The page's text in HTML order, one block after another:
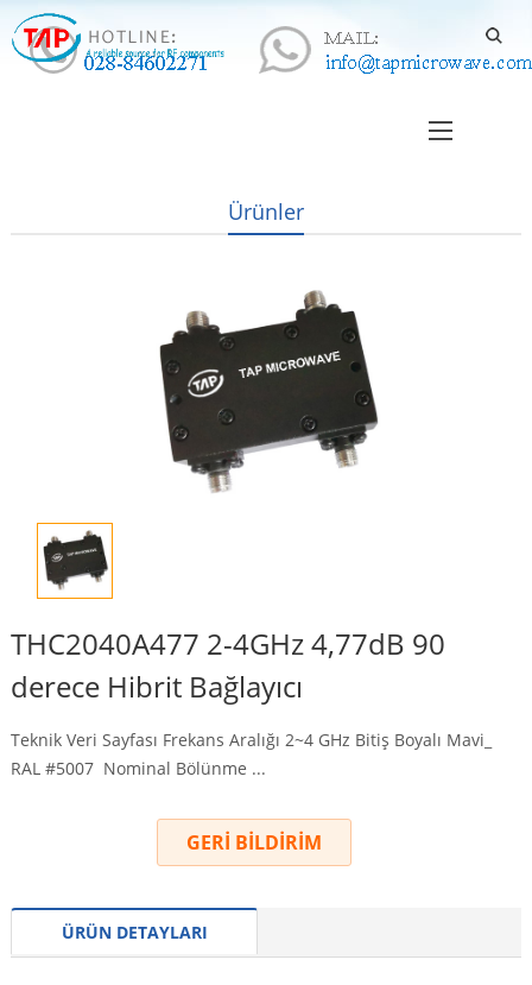
Ürünler
THC2040A477 2-4GHz 4,77dB 90
derece Hibrit Bağlayıcı
Teknik Veri Sayfası Frekans Aralığı 2~4 GHz Bitiş Boyalı Mavi_
RAL #5007 Nominal Bölünme ...
GERİ BİLDİRİM
ÜRÜN DETAYLARI